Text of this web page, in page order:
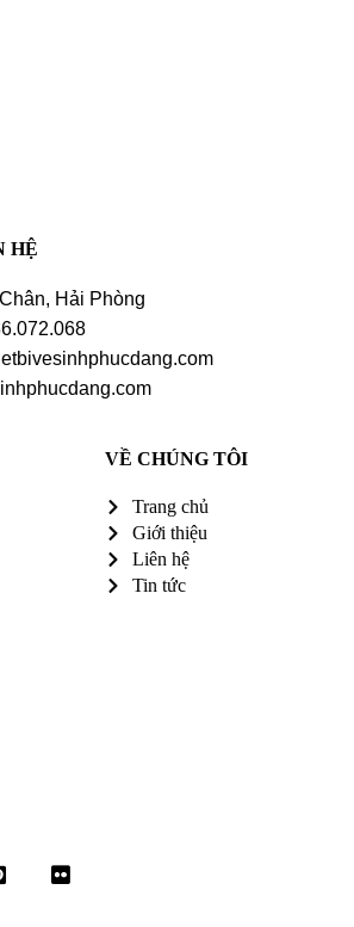
HỆ
Hải Phòng
VỀ CHÚNG TÔI
Trang chủ
Giới thiệu
Liên hệ
Tin tức